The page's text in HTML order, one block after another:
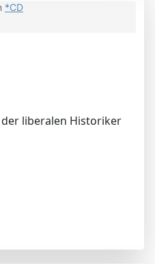
*CD
liberalen Historiker